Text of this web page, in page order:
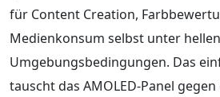
für Content Creation,
Medienkonsum selbst unter hellen
Umgebungsbedingungen. Das
tauscht das AMOLED-Panel gegen